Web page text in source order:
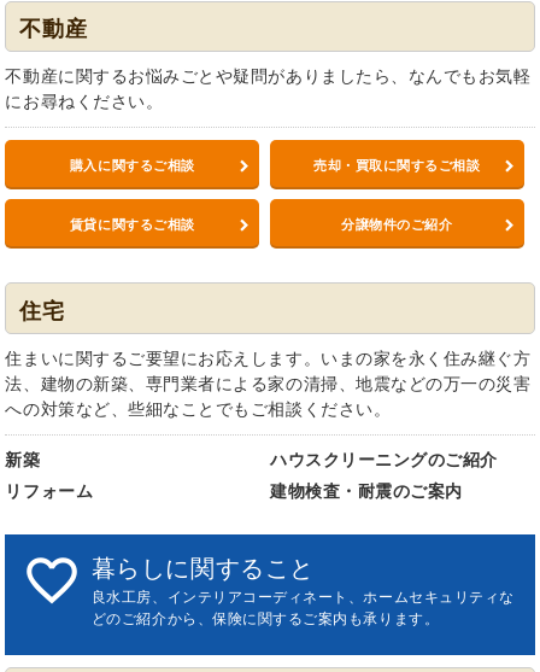
不動産
不動産に関するお悩みごとや疑問がありましたら、なんでもお気軽
にお尋ねください。
購入に関するご相談 売却・買取に関するご相談
賃貸に関するご相談 分譲物件のご紹介
住宅
住まいに関するご要望にお応えします。いまの家を永く住み継ぐ方
法、建物の新築、専門業者による家の清掃、地震などの万一の災害
への対策など、些細なことでもご相談ください。
新築
ハウスクリーニングのご紹介
リフォーム
建物検査・耐震のご案内
 暮らしに関すること
良水工房、インテリアコーディネート、ホームセキュリティな
どのご紹介から、保険に関するご案内も承ります。